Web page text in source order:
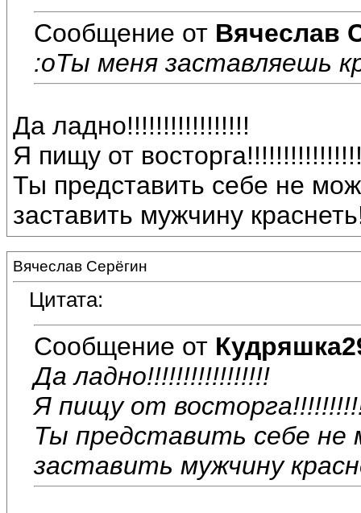
Сообщение от Вячеслав
:oТы меня заставляешь
Да ладно!!!!!!!!!!!!!!!!!
Я пищу от
Ты представить себе не
заставить мужчину
Вячеслав Серёгин
Цитата:
Сообщение от
Да ладно!!!!!!!!!!!!!!!!!
Я пищу от
Ты представить себе не
заставить мужчину